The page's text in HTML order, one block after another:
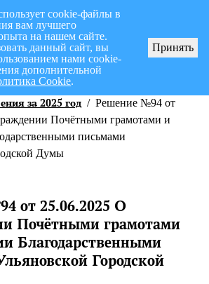
работ на I полугодие 2026 г.
за 2025 год / Решение №94 от
Почётными грамотами и
письмами
Думы
от 25.06.2025 О
Почётными грамотами
Благодарственными
Городской
cookie-файлы в
вам лучшего
на нашем сайте.
данный сайт, вы
нами cookie-
дополнительной
Cookie.
Принять